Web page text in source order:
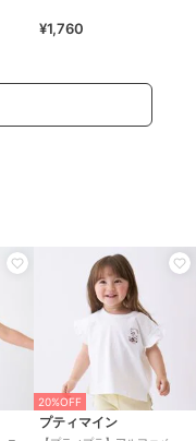
¥1,760
20%OFF
プティマイン